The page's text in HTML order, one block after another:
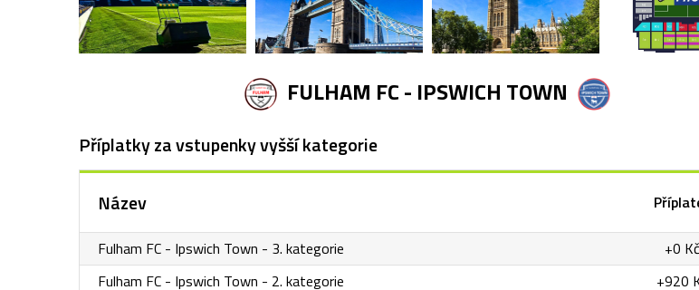
FULHAM FC - IPSWICH TOWN
Příplatky za vstupenky vyšší kategorie
Název
Fulham FC - Ipswich Town - 3. kategorie
+0 Kč
Fulham FC - Ipswich Town - 2. kategorie
+920